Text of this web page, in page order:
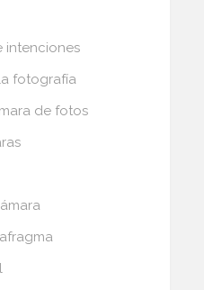
intenciones
fotografía
de fotos